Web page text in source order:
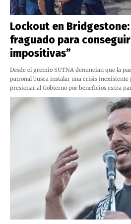
Lockout en
fraguado para
impositivas”
Desde el gremio SUTNA denuncian que la
patronal busca instalar una crisis
presionar al Gobierno por beneficios extra